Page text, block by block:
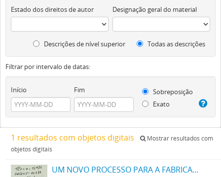
Estado dos direitos de autor Designação geral do material
Descrições de nível superior Todas as descrições
Filtrar por intervalo de datas:
Início Fim
Sobreposição
Exato
1 resultados com objetos digitais
Mostrar resultados com
objetos digitais
UM NOVO PROCESSO PARA A FABRICAÇÃO DE TINTAS EM PÓ POR MEIO DA PRECIPITAÇÃO E FIXAÇÃO DE TINTAS ANILINAS SOBRE CORPOS MINERAES